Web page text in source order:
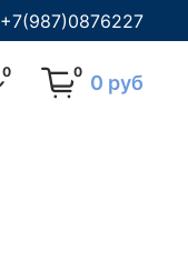
+7(987)0876227
0 0 0 руб